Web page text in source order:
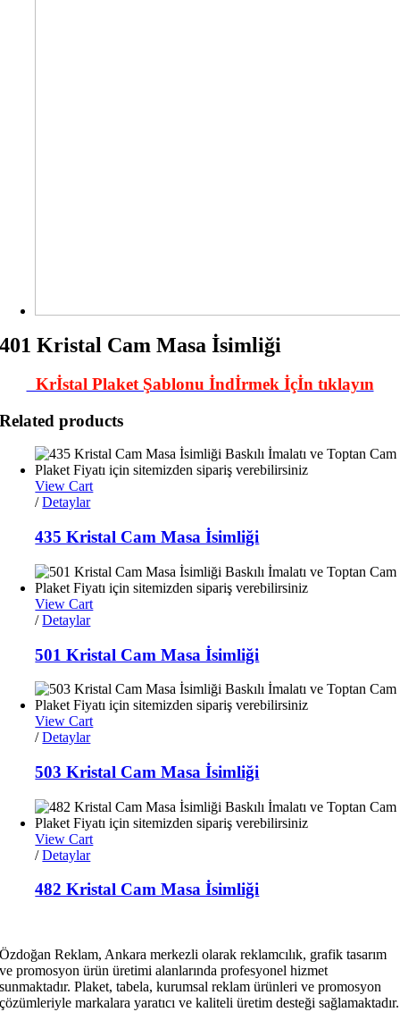
401 Kristal Cam Masa İsimliği
Krİstal Plaket Şablonu İndİrmek İçİn tıklayın
Related products
View Cart
/ Detaylar
435 Kristal Cam Masa İsimliği
View Cart
/ Detaylar
501 Kristal Cam Masa İsimliği
View Cart
/ Detaylar
503 Kristal Cam Masa İsimliği
View Cart
/ Detaylar
482 Kristal Cam Masa İsimliği
Özdoğan Reklam, Ankara merkezli olarak reklamcılık, grafik tasarım
ve promosyon ürün üretimi alanlarında profesyonel hizmet
sunmaktadır. Plaket, tabela, kurumsal reklam ürünleri ve promosyon
çözümleriyle markalara yaratıcı ve kaliteli üretim desteği sağlamaktadır.